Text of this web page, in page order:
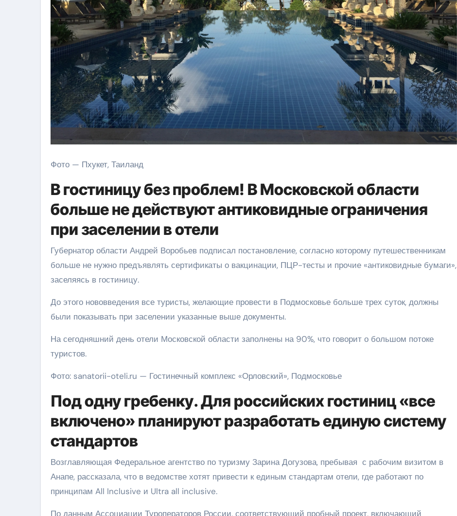
Фото — Пхукет, Таиланд
В гостиницу без проблем! В Московской области
больше не действуют антиковидные ограничения
при заселении в отели
Губернатор области Андрей Воробьев подписал постановление, согласно которому путешественникам
больше не нужно предъявлять сертификаты о вакцинации, ПЦР-тесты и прочие «антиковидные бумаги»,
заселяясь в гостиницу.
До этого нововведения все туристы, желающие провести в Подмосковье больше трех суток, должны
были показывать при заселении указанные выше документы.
На сегодняшний день отели Московской области заполнены на 90%, что говорит о большом потоке
туристов.
Фото: sanatorii-oteli.ru — Гостинечный комплекс «Орловский», Подмосковье
Под одну гребенку. Для российских гостиниц «все
включено» планируют разработать единую систему
стандартов
Возглавляющая Федеральное агентство по туризму Зарина Догузова, пребывая с рабочим визитом в
Анапе, рассказала, что в ведомстве хотят привести к единым стандартам отели, где работают по
принципам All Inclusive и Ultra all inclusive.
По данным Ассоциации Туроператоров России, соответствующий пробный проект, включающий